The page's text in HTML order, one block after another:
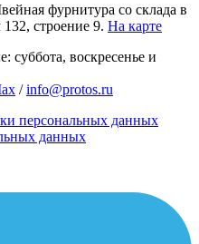
фурнитура со склада в
строение 9. На карте
воскресенье и
/info@protos.ru
персональных данных
данных